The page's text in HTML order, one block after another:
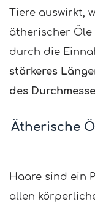
Tiere auswirkt,
ätherischer Öle
durch die
stärkeres
des
Ätherische
Haare sind ein
allen